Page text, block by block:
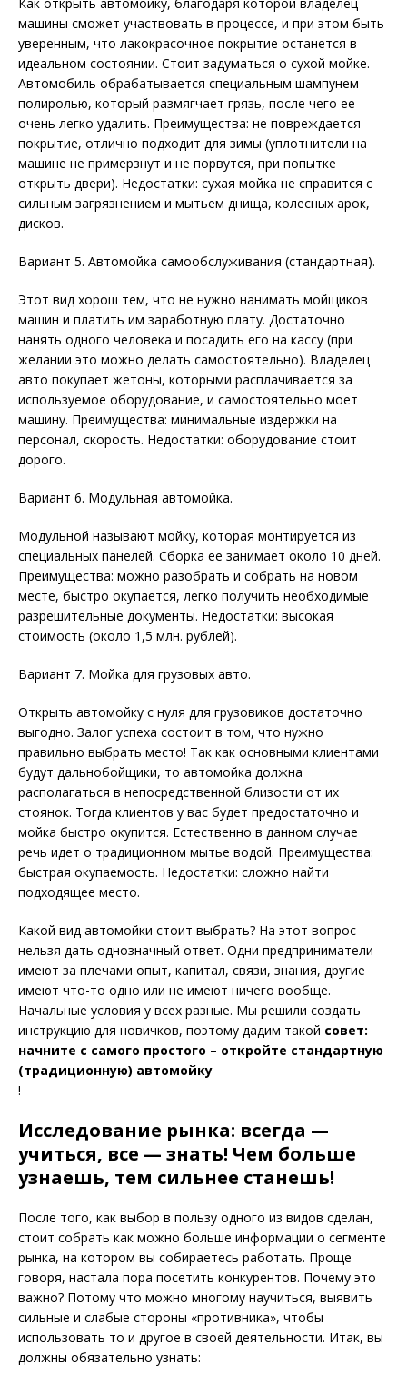
машины сможет участвовать в процессе, и при этом быть
уверенным, что лакокрасочное покрытие останется в
идеальном состоянии. Стоит задуматься о сухой мойке.
Автомобиль обрабатывается специальным шампунем-
полиролью, который размягчает грязь, после чего ее
очень легко удалить. Преимущества: не повреждается
покрытие, отлично подходит для зимы (уплотнители на
машине не примерзнут и не порвутся, при попытке
открыть двери). Недостатки: сухая мойка не справится с
сильным загрязнением и мытьем днища, колесных арок,
дисков.
Вариант 5. Автомойка самообслуживания (стандартная).
Этот вид хорош тем, что не нужно нанимать мойщиков
машин и платить им заработную плату. Достаточно
нанять одного человека и посадить его на кассу (при
желании это можно делать самостоятельно). Владелец
авто покупает жетоны, которыми расплачивается за
используемое оборудование, и самостоятельно моет
машину. Преимущества: минимальные издержки на
персонал, скорость. Недостатки: оборудование стоит
дорого.
Вариант 6. Модульная автомойка.
Модульной называют мойку, которая монтируется из
специальных панелей. Сборка ее занимает около 10 дней.
Преимущества: можно разобрать и собрать на новом
месте, быстро окупается, легко получить необходимые
разрешительные документы. Недостатки: высокая
стоимость (около 1,5 млн. рублей).
Вариант 7. Мойка для грузовых авто.
Открыть автомойку с нуля для грузовиков достаточно
выгодно. Залог успеха состоит в том, что нужно
правильно выбрать место! Так как основными клиентами
будут дальнобойщики, то автомойка должна
располагаться в непосредственной близости от их
стоянок. Тогда клиентов у вас будет предостаточно и
мойка быстро окупится. Естественно в данном случае
речь идет о традиционном мытье водой. Преимущества:
быстрая окупаемость. Недостатки: сложно найти
подходящее место.
Какой вид автомойки стоит выбрать? На этот вопрос
нельзя дать однозначный ответ. Одни предприниматели
имеют за плечами опыт, капитал, связи, знания, другие
имеют что-то одно или не имеют ничего вообще.
Начальные условия у всех разные. Мы решили создать
инструкцию для новичков, поэтому дадим такой совет:
начните с самого простого – откройте стандартную
(традиционную) автомойку
!
Исследование рынка: всегда —
учиться, все — знать! Чем больше
узнаешь, тем сильнее станешь!
После того, как выбор в пользу одного из видов сделан,
стоит собрать как можно больше информации о сегменте
рынка, на котором вы собираетесь работать. Проще
говоря, настала пора посетить конкурентов. Почему это
важно? Потому что можно многому научиться, выявить
сильные и слабые стороны «противника», чтобы
использовать то и другое в своей деятельности. Итак, вы
должны обязательно узнать: